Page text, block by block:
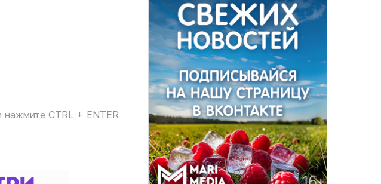
узнать на законных основаниях,
собственник недвижимости
16 марта 17:00
Василий Дубровин: как продлить
мужское долголетие
Здоровье и медицина 19 февраля 15:55
CTRL + ENTER